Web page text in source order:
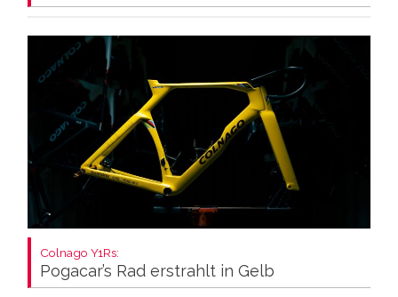
Colnago Y1Rs:
Pogacar’s Rad erstrahlt in Gelb